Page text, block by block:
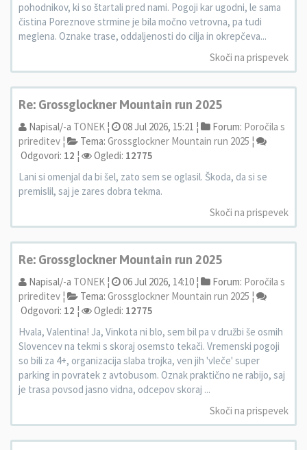
pohodnikov, ki so štartali pred nami. Pogoji kar ugodni, le sama
čistina Poreznove strmine je bila močno vetrovna, pa tudi
meglena. Oznake trase, oddaljenosti do cilja in okrepčeva...
Skoči na prispevek
Re: Grossglockner Mountain run 2025
Napisal/-a TONEK ¦ 08 Jul 2026, 15:21 ¦ Forum: Poročila s
prireditev ¦ Tema: Grossglockner Mountain run 2025 ¦
Odgovori: 12 ¦ Ogledi: 12775
Lani si omenjal da bi šel, zato sem se oglasil. Škoda, da si se
premislil, saj je zares dobra tekma.
Skoči na prispevek
Re: Grossglockner Mountain run 2025
Napisal/-a TONEK ¦ 06 Jul 2026, 14:10 ¦ Forum: Poročila s
prireditev ¦ Tema: Grossglockner Mountain run 2025 ¦
Odgovori: 12 ¦ Ogledi: 12775
Hvala, Valentina! Ja, Vinkota ni blo, sem bil pa v družbi še osmih
Slovencev na tekmi s skoraj osemsto tekači. Vremenski pogoji
so bili za 4+, organizacija slaba trojka, ven jih 'vleče' super
parking in povratek z avtobusom. Oznak praktično ne rabijo, saj
je trasa povsod jasno vidna, odcepov skoraj ...
Skoči na prispevek